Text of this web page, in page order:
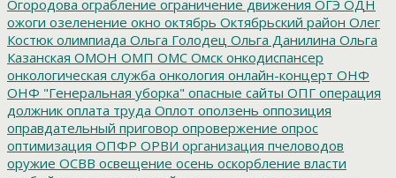
Огородова ограбление ограничение движения ОГЭ ОДН
ожоги озеленение окно октябрь Октябрьский район Олег
Костюк олимпиада Ольга Голодец Ольга Данилина Ольга
Казанская ОМОН ОМП ОМС Омск онкодиспансер
онкологическая служба онкология онлайн-концерт ОНФ
ОНФ "Генеральная уборка" опасные сайты ОПГ операция
должник оплата труда Оплот оползень оппозиция
оправдательный приговор опровержение опрос
оптимизация ОПФР ОРВИ организация пчеловодов
оружие ОСВВ освещение осень оскорбление власти